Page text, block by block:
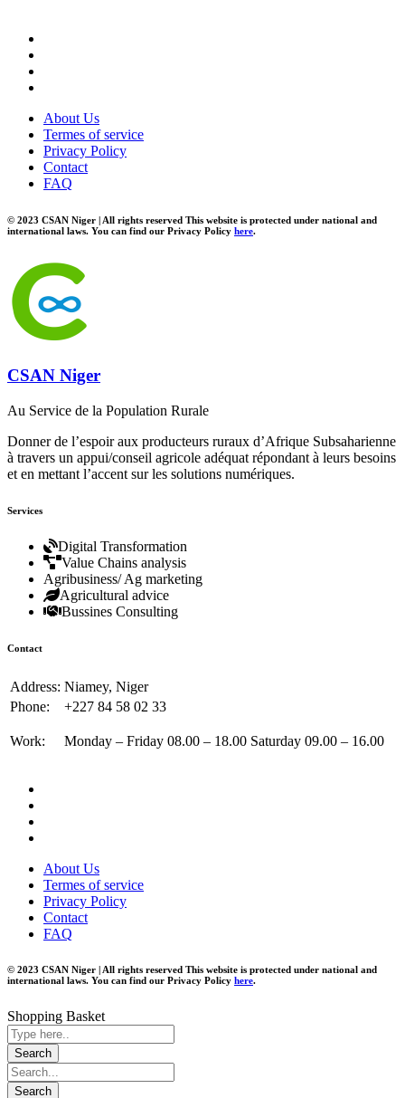
About Us
Termes of service
Privacy Policy
Contact
FAQ
© 2023 CSAN Niger | All rights reserved This website is protected under national and
international laws. You can find our Privacy Policy here.
CSAN Niger
Au Service de la Population Rurale
Donner de l’espoir aux producteurs ruraux d’Afrique Subsaharienne
à travers un appui/conseil agricole adéquat répondant à leurs besoins
et en mettant l’accent sur les solutions numériques.
Services
Digital Transformation
Value Chains analysis
Agribusiness/ Ag marketing
Agricultural advice
Bussines Consulting
Contact
Address: Niamey, Niger
Phone:
+227 84 58 02 33
Work: Monday – Friday 08.00 – 18.00 Saturday 09.00 – 16.00
About Us
Termes of service
Privacy Policy
Contact
FAQ
© 2023 CSAN Niger | All rights reserved This website is protected under national and
international laws. You can find our Privacy Policy here.
Shopping Basket